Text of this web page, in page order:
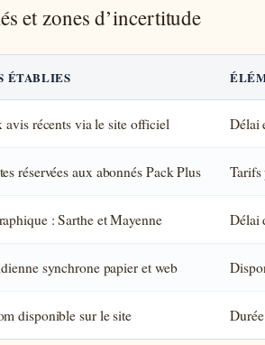
et zones d’incertitude
ÉTABLIES
avis récents via le site officiel Délai
réservées aux abonnés Pack Plus Tarifs
: Sarthe et Mayenne Délai
synchrone papier et web
disponible sur le site